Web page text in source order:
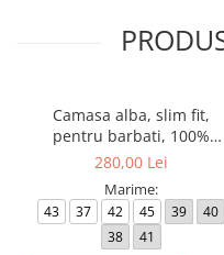
Camasa alba, slim fit,
pentru barbati, 100%
bumbac, maneca lunga,
280,00 Lei
Marime:
43 37 42 45 39
40
38
41